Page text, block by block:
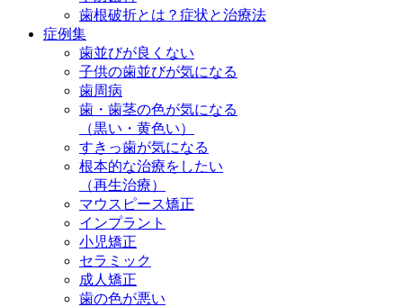
歯根破折とは？症状と治療法
症例集
歯並びが良くない
子供の歯並びが気になる
歯周病
歯・歯茎の色が気になる
（黒い・黄色い）
すきっ歯が気になる
根本的な治療をしたい
（再生治療）
マウスピース矯正
インプラント
小児矯正
セラミック
成人矯正
歯の色が悪い